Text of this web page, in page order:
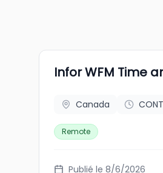
Infor WFM Time
Canada
Remote
Publié le 8/6/2026